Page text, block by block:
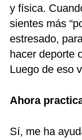
y física.
sientes más
estresado,
hacer deporte
Luego de eso
Ahora
Sí, me ha